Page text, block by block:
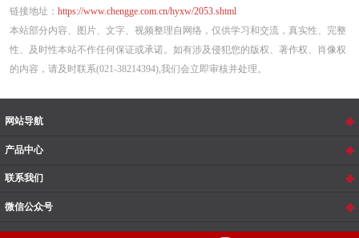
链接地址： https://www.chengge.com.cn/hyxw/2053.shtml
本站部分内容、图片、文字、视频整理自网络，仅供学习和交流，真实性、完整
性、及时性本站不作任何保证或承诺。如有涉及侵犯您的版权、著作权、肖像权
的内容，请及时联系(021-38214394),我们会立即审核并处理。
网站导航
产品中心
联系我们
微信公众号